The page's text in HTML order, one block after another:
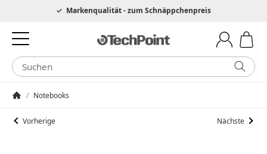
Hotline 0049 6205 3079975Markenqualität - zum Schnäppchenpreis
/ Notebooks
Vorherige Nächste